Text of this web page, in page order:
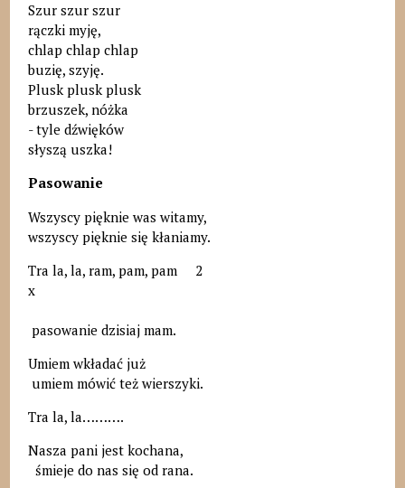
Szur szur szur
rączki myję,
chlap chlap chlap
buzię, szyję.
Plusk plusk plusk
brzuszek, nóżka
- tyle dźwięków
słyszą uszka!
Pasowanie
Wszyscy pięknie was witamy,
wszyscy pięknie się kłaniamy.
Tra la, la, ram, pam, pam 2
x
pasowanie dzisiaj mam.
Umiem wkładać już
umiem mówić też wierszyki.
Tra la, la……….
Nasza pani jest kochana,
śmieje do nas się od rana.